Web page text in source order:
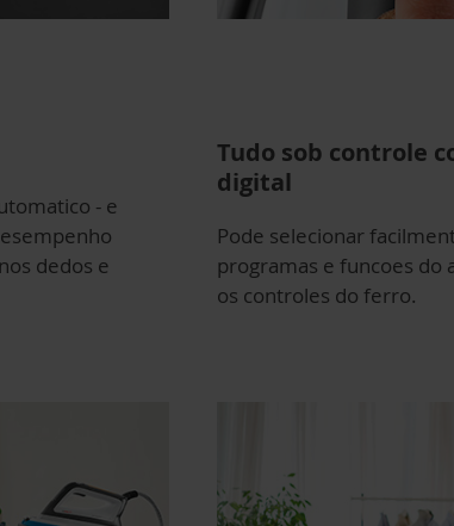
- e
dedos e
Tudo sob controle
digital
Pode selecionar
programas e funcoes do
os controles do ferro.